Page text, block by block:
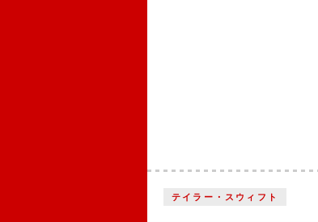
テイラー・スウィフト